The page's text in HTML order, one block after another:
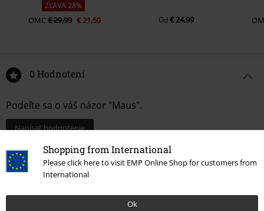
Shopping from International
Please click here to visit EMP Online Shop for customers from
International
Ok
ZĽAVA 28%
OMC€ 29,99 € 21,59 Od€ 24,99
0 Hodnotení
Podeľte sa o váš názor "Maus".
Napísať hodnotenie